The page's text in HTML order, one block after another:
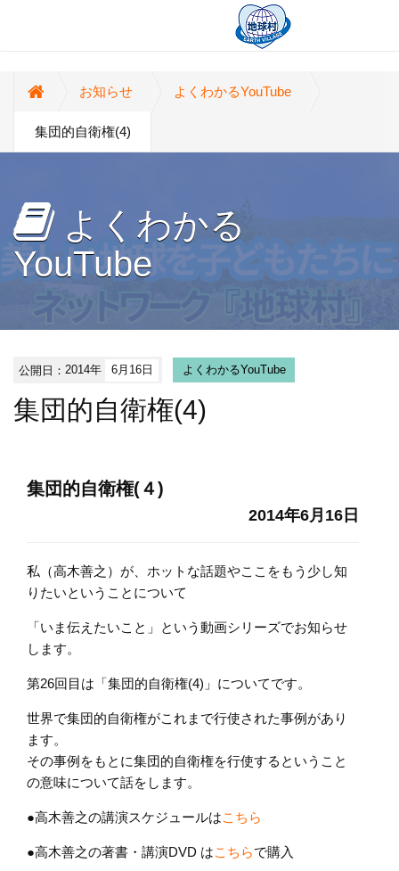
お知らせ よくわかるYouTube
集団的自衛権(4)
よくわかる
YouTube
公開日：2014年 6月16日 よくわかるYouTube
集団的自衛権(4)
集団的自衛権(４)
2014年6月16日
私（高木善之）が、ホットな話題やここをもう少し知
りたいということについて
「いま伝えたいこと」という動画シリーズでお知らせ
します。
第26回目は「集団的自衛権(4)」についてです。
世界で集団的自衛権がこれまで行使された事例があり
ます。
その事例をもとに集団的自衛権を行使するということ
の意味について話をします。
●高木善之の講演スケジュールはこちら
●高木善之の著書・講演DVD はこちらで購入